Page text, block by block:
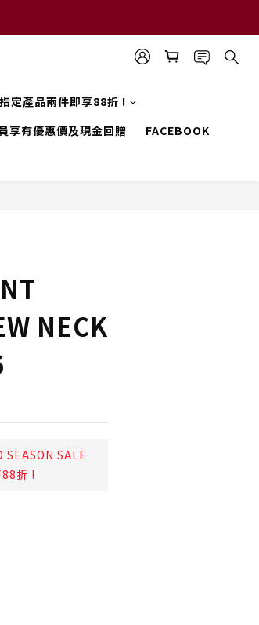
定產品兩件即享88折 !
享有優惠價及現金回贈
FACEBOOK
NECK
SEASON SALE
折 !